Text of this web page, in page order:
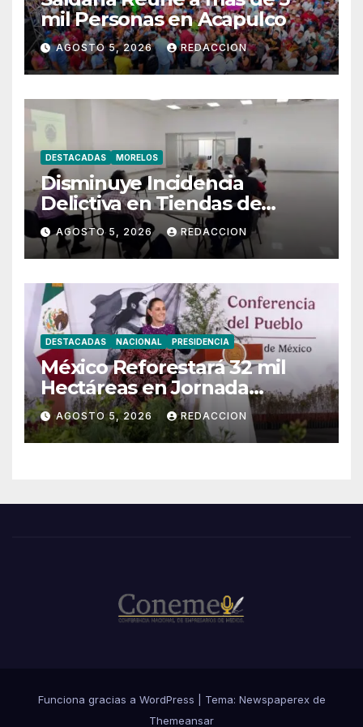
mil Personas en Acapulco
AGOSTO 5, 2026 REDACCION
DESTACADAS MORELOS
Disminuye Incidencia
Delictiva en Tiendas de
Morelos
AGOSTO 5, 2026 REDACCION
DESTACADAS NACIONAL PRESIDENCIA
México Reforestará 32 mil
Hectáreas en Jornada
Nacional Este 9 de Agosto
AGOSTO 5, 2026 REDACCION
Funciona gracias a WordPress
Tema: Newspaperex de
Themeansar